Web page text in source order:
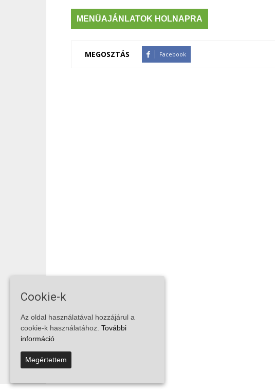
MENÜAJÁNLATOK HOLNAPRA
MEGOSZTÁS Facebook
Cookie-k
Az oldal használatával hozzájárul a
cookie-k használatához. További
információ
Megértettem